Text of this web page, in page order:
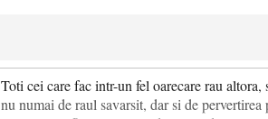
Toti cei care fac intr-un fel oarecare rau altora,
nu numai de raul savarsit, dar si de pervertirea